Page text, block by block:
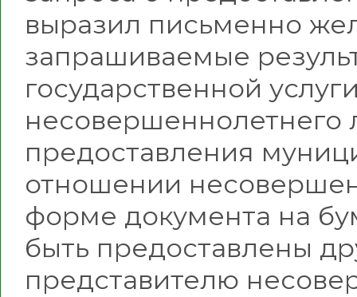
выразил письменно
запрашиваемые
государственной
несовершеннолетнего
предоставления
отношении
форме документа на
быть предоставлены
представителю